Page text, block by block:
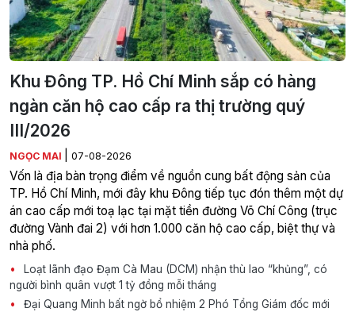
Khu Đông TP. Hồ Chí Minh sắp có hàng
ngàn căn hộ cao cấp ra thị trường quý
III/2026
NGỌC MAI 07-08-2026
Vốn là địa bàn trọng điểm về nguồn cung bất động sản của
TP. Hồ Chí Minh, mới đây khu Đông tiếp tục đón thêm một dự
án cao cấp mới toạ lạc tại mặt tiền đường Võ Chí Công (trục
đường Vành đai 2) với hơn 1.000 căn hộ cao cấp, biệt thự và
nhà phố.
Loạt lãnh đạo Đạm Cà Mau (DCM) nhận thù lao “khủng”, có
người bình quân vượt 1 tỷ đồng mỗi tháng
Đại Quang Minh bất ngờ bổ nhiệm 2 Phó Tổng Giám đốc mới